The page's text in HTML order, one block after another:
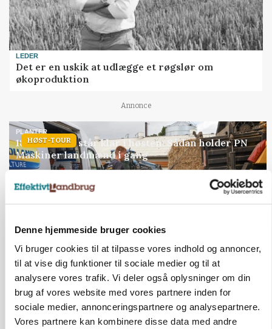
Denne hjemmeside bruger cookies
Vi bruger cookies til at tilpasse vores indhold og annoncer,
til at vise dig funktioner til sociale medier og til at
analysere vores trafik. Vi deler også oplysninger om din
brug af vores website med vores partnere inden for
sociale medier, annonceringspartnere og analysepartnere.
Vores partnere kan kombinere disse data med andre
LEDER
Det er en uskik at udlægge et røgslør om
økoproduktion
Annonce
HØST-TOUR
PLANTER
18 montører står klar i høsten: Sådan holder PN
Maskiner landmænd i gang